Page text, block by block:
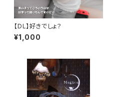
【DL】好きでしょ？
¥1,000